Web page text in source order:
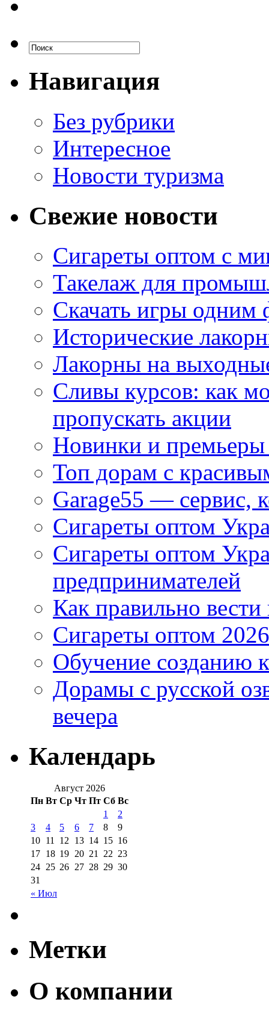
Навигация
Без рубрики
Интересное
Новости туризма
Свежие новости
Сигареты оптом с
Такелаж для
Скачать игры одним
Исторические
Лакорны на
Сливы курсов: как
пропускать акции
Новинки и
Топ дорам с
Garage55 — сервис,
Сигареты оптом
Сигареты оптом
предпринимателей
Как правильно
Сигареты оптом
Обучение созданию
Дорамы с русской
вечера
Календарь
Август 2026
Пн Вт Ср Чт Пт Сб Вс
« Июл
1
2
3
4 5 6 7 8
9
10 11 12 13 14 15 16
17 18 19 20 21 22 23
24 25 26 27 28 29 30
31
Метки
О компании